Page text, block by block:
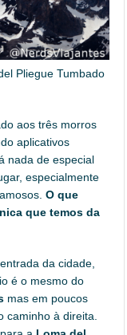
Pliegue Tumbado
aos três morros
aplicativos
nada de especial
especialmente
O que
que temos da
da cidade,
é o mesmo do
mas em poucos
caminho à direita.